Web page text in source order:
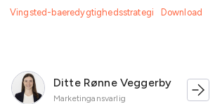
Vingsted-baeredygtighedsstrategi Download
Ditte Rønne Veggerby
Marketingansvarlig